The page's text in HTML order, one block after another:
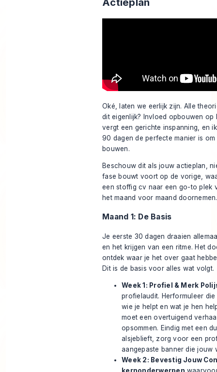
Oké, laten we eerlijk zijn. Alle
dit eigenlijk? Invloed opbouwen op
vergt een gerichte inspanning, en
90 dagen de perfecte manier is
bouwen.
Beschouw dit als jouw actieplan,
fase bouwt voort op de vorige,
een stoffig cv naar een go-to plek
het maand voor maand doornemen.
Maand 1: De Basis
Je eerste 30 dagen draaien
en het krijgen van een ritme. Het
ontdek waar je het over gaat
Dit is de basis voor alles wat volgt.
Week 1: Profiel & Merk
profielaudit. Herformuleer
wie je helpt en wat je hen
moet een overtuigend
opsommen. Eindig met een
alsjeblieft, zorg voor een
aangepaste banner die jouw
Week 2: Bevestig Jouw